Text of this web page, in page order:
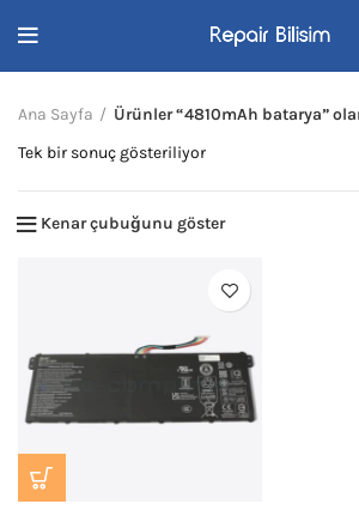
Ana Sayfa
Ürünler “4810mAh batarya”
Tek bir sonuç gösteriliyor
Kenar çubuğunu göster